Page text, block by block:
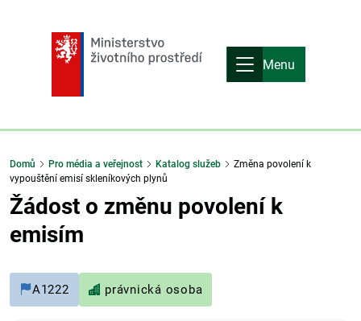
Menu
Domů Pro média a veřejnost Katalog služeb
Změna povolení k
vypouštění emisí skleníkových plynů
Žádost o změnu povolení k
emisím
A1222 právnická osoba